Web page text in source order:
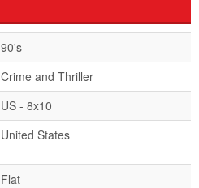
90's
Crime and Thriller
US - 8x10
United States
Flat